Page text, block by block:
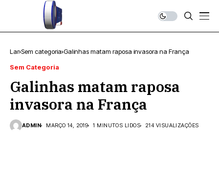
Lar Sem categoria Galinhas matam raposa invasora na França
Sem Categoria
Galinhas matam raposa
invasora na França
ADMIN MARÇO 14, 2019 1 MINUTOS LIDOS 214 VISUALIZAÇÕES